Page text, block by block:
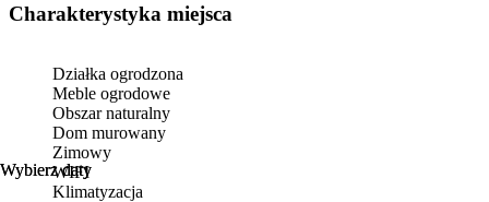
Wybierz daty
Wybierz daty
Charakterystyka miejsca
Działka ogrodzona
Meble ogrodowe
Obszar naturalny
Dom murowany
Zimowy
WIFI
Klimatyzacja